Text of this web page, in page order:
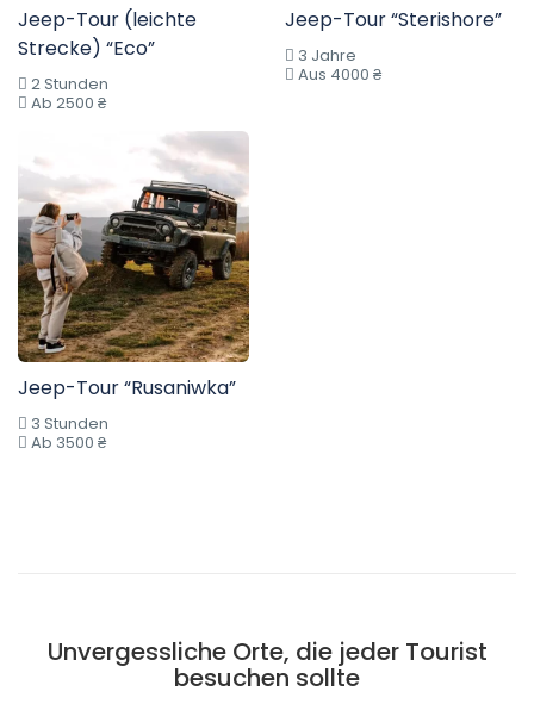
Jeep-Tour (leichte
Strecke) “Eco”
2 Stunden
Ab 2500 ₴
Jeep-Tour “Sterishore”
3 Jahre
Aus 4000 ₴
Jeep-Tour “Rusaniwka”
3 Stunden
Ab 3500 ₴
Unvergessliche Orte, die jeder Tourist
besuchen sollte